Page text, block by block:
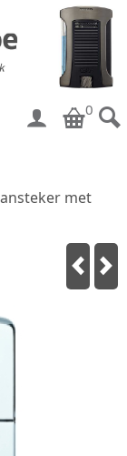
0
met